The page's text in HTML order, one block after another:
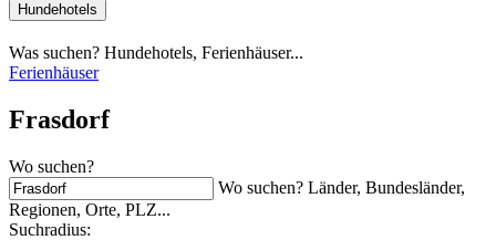
Hundehotels
Was suchen? Hundehotels, Ferienhäuser...
Ferienhäuser
Frasdorf
Wo suchen?
Wo suchen? Länder, Bundesländer,
Regionen, Orte, PLZ...
Suchradius: